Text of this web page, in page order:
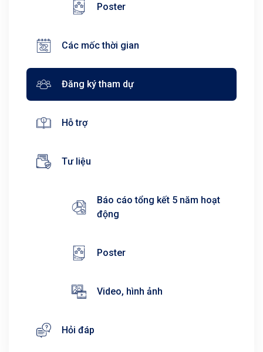
Poster
Các mốc thời gian
Đăng ký tham dự
Hỗ trợ
Tư liệu
Báo cáo tổng kết 5 năm hoạt
động
Poster
Video, hình ảnh
Hỏi đáp